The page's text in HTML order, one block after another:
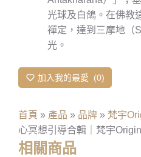
光球及白鴿。在佛教
禪定，達到三摩地（
光。
加入我的最愛 0
首頁 » 產品 » 品牌 » 梵宇
心冥想引導合輯｜梵宇
相關商品